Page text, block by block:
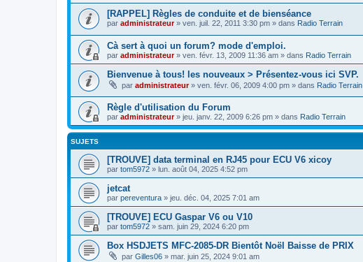
[RAPPEL] Règles de conduite et de bienséance
par administrateur» ven. juil. 22, 2011 3:30 pm » dans Radio Terrain
Cà sert à quoi un forum? mode d'emploi.
par administrateur» ven. févr. 13, 2009 11:36 am » dans Radio Terrain
Bienvenue à tous! les nouveaux > Présentez-vous ici SVP.
par administrateur» ven. févr. 06, 2009 4:00 pm » dans Radio Terrain
Règle d'utilisation du Forum
par administrateur» jeu. janv. 22, 2009 6:26 pm » dans Radio Terrain
SUJETS
[TROUVE] data terminal en RJ45 pour ECU V6 xicoy
par tom5972 » lun. août 04, 2025 4:52 pm
jetcat
par pereventura » jeu. déc. 04, 2025 7:01 am
[TROUVE] ECU Gaspar V6 ou V10
par tom5972 » sam. juin 29, 2024 6:20 pm
Box HSDJETS MFC-2085-DR Bientôt Noël Baisse de PRIX
par Gilles06 » mar. juin 25, 2024 9:01 am